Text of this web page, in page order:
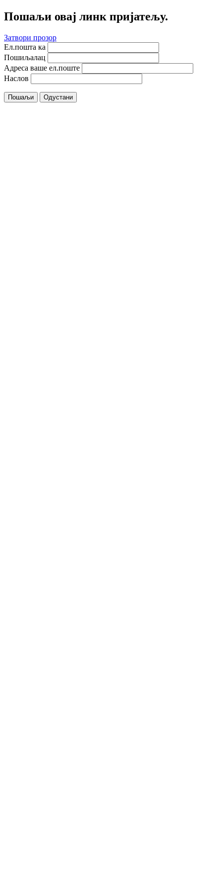
Пошаљи овај линк пријатељу.
Затвори прозор
Ел.пошта ка
Пошиљалац
Адреса ваше ел.поште
Наслов
Пошаљи Одустани